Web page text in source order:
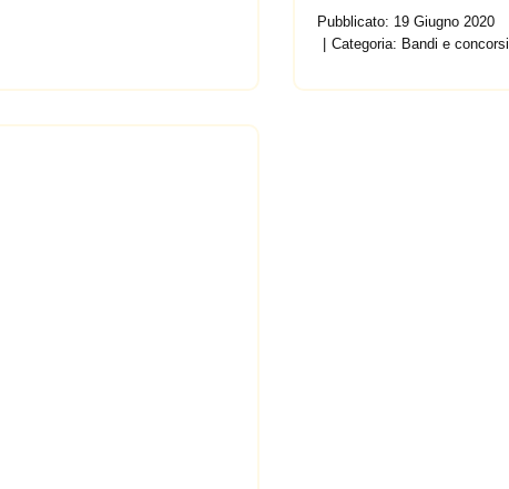
Pubblicato: 19 Giugno 2020
Categoria: Bandi e concorsi